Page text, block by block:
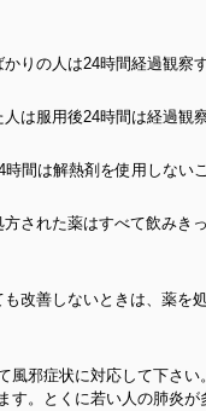
かりの人は24時間経過観察
人は服用後24時間は経過観
時間は解熱剤を使用しない
方された薬はすべて飲みき
も改善しないときは、薬を
風邪症状に対応して下さい
す。とくに若い人の肺炎が